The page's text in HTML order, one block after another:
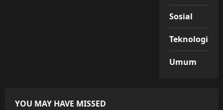
Sosial
Teknologi
Umum
YOU MAY HAVE MISSED